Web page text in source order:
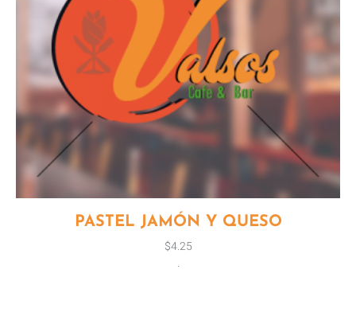
PASTEL JAMÓN Y QUESO
$4.25
.